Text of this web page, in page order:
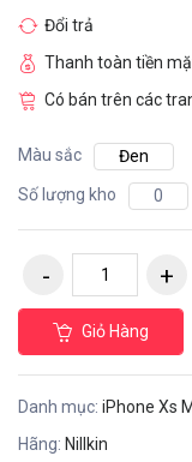
Đổi trả
Thanh toàn tiền
Có bán trên các
Màu sắc
Đen
Số lượng kho
0
Giỏ Hàng
Danh mục: iPhone Xs
Hãng: Nillkin